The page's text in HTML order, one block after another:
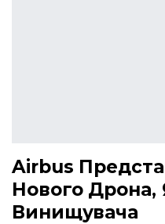
Airbus
Нового Дрона,
Винищувача